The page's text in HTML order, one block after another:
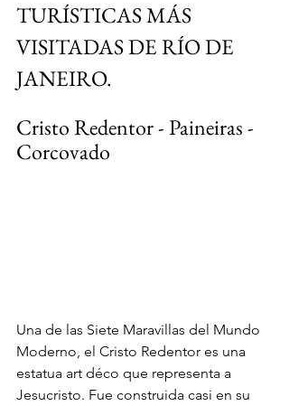
TURÍSTICAS MÁS
VISITADAS DE RÍO DE
JANEIRO.
Cristo Redentor - Paineiras -
Corcovado
Una de las Siete Maravillas del Mundo
Moderno, el Cristo Redentor es una
estatua art déco que representa a
Jesucristo. Fue construida casi en su